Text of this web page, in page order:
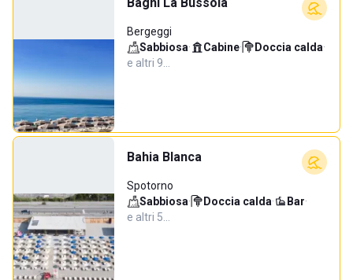
Bergeggi
Sabbiosa· Cabine· Doccia calda·
e altri 9…
Bahia Blanca
Spotorno
Sabbiosa· Doccia calda· Bar·
e altri 5…